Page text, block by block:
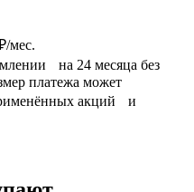
мес.
на 24 месяца без
платежа может
акций и